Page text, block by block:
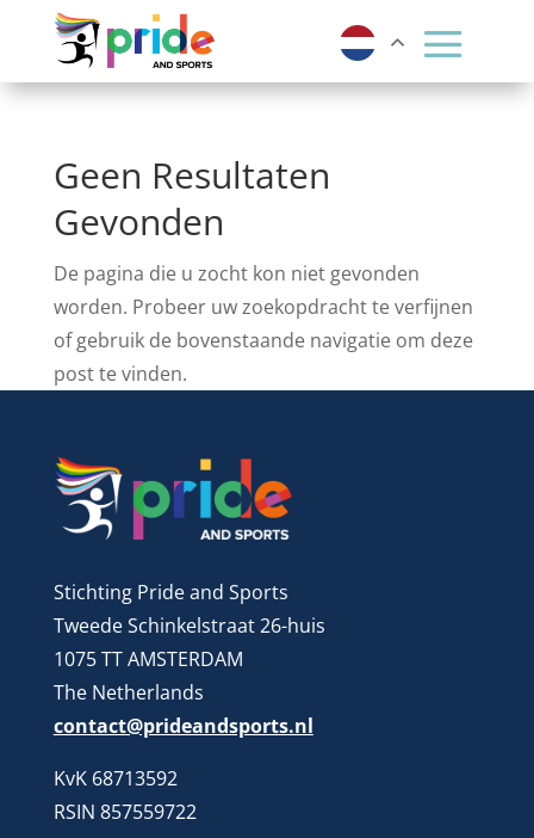
Geen Resultaten
Gevonden
De pagina die u zocht kon niet gevonden
worden. Probeer uw zoekopdracht te verfijnen
of gebruik de bovenstaande navigatie om deze
post te vinden.
Stichting Pride and Sports
Tweede Schinkelstraat 26-huis
1075 TT AMSTERDAM
The Netherlands
contact@prideandsports.nl
KvK 68713592
RSIN 857559722